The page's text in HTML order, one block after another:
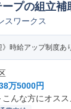
プの組立補
スワークス
》時給アップ制度あ
万5000円
んな方にオス